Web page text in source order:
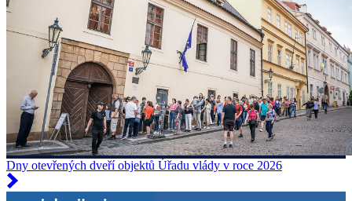
Dny otevřených dveří objektů Úřadu vlády v roce 2026